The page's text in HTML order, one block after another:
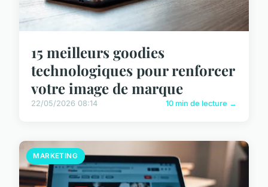
15 meilleurs goodies
technologiques pour renforcer
votre image de marque
22/05/2026 08:14 10 min de lecture →
MARKETING